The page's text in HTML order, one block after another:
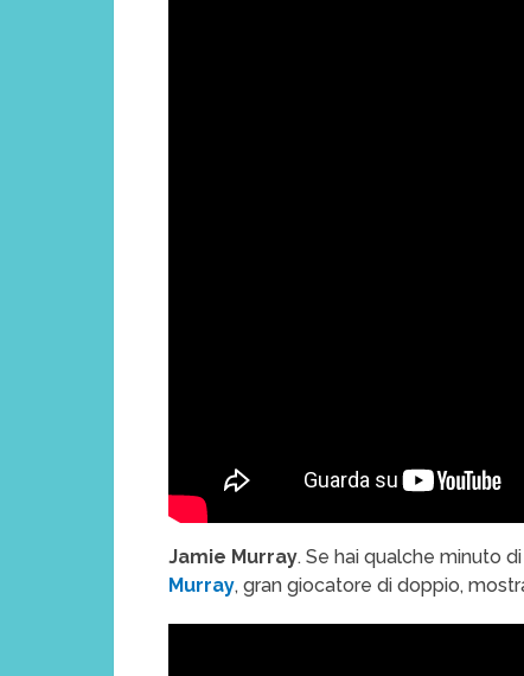
Jamie Murray. Se hai qualche minuto
Murray, gran giocatore di doppio,